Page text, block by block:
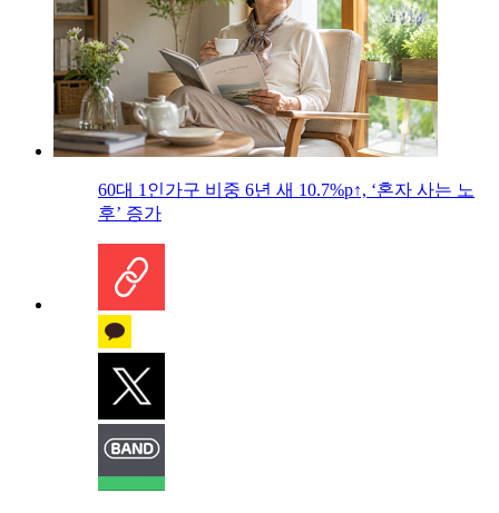
60대 1인가구 비중 6년 새 10.7%p↑, ‘혼자 사는 노
후’ 증가